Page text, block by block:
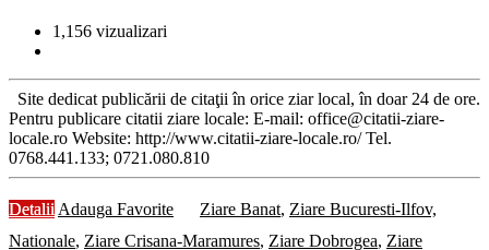
1,156 vizualizari
Site dedicat publicării de citaţii în orice ziar local, în doar 24 de ore.
Pentru publicare citatii ziare locale: E-mail: office@citatii-ziare-
locale.ro Website: http://www.citatii-ziare-locale.ro/ Tel.
0768.441.133; 0721.080.810
Detalii Adauga Favorite Ziare Banat, Ziare Bucuresti-Ilfov,
Nationale, Ziare Crisana-Maramures, Ziare Dobrogea, Ziare